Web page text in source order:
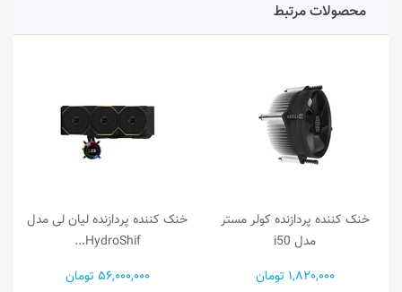
محصولات مرتبط
خنک کننده پردازنده کولر مستر
مدل i50
1,820,000 تومان
خنک کننده پردازنده لیان لی مدل
HydroShif...
56,000,000 تومان